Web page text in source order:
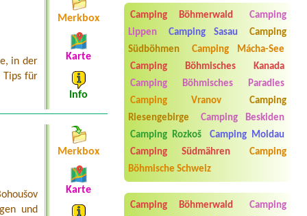
Vlastějovice
2l chatka
Termin ab 2026-07-25 |
Camping
Mlýn Boskovice
1 stan pro 2 osoby
Termin ab 2026-08-21 |Autokemp
Bílina Kyselka
Termin ab 2026-07-28 |Vranovská
pláž - Holiday park
1x 2L apartmán nebo pokoj pro 2
dospělé a 1 dítě 6let
Camping Böhmerwald
Camping
Lippen
Camping Sasau
Camping
Südböhmen
Camping Mácha-See
Camping Böhmisches Kanada
Camping Böhmisches Paradies
Camping Vranov
Camping
Riesengebirge
Camping Beskiden
Camping Rozkoš
Camping Moldau
Camping Südmähren
Camping
Böhmische Schweiz
Camping Böhmerwald
Camping
in der
Tips für
Merkbox
Karte
Info
und
Merkbox
Karte